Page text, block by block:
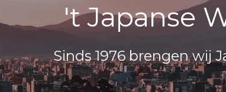
't Japanse
Sinds 1976 brengen wij